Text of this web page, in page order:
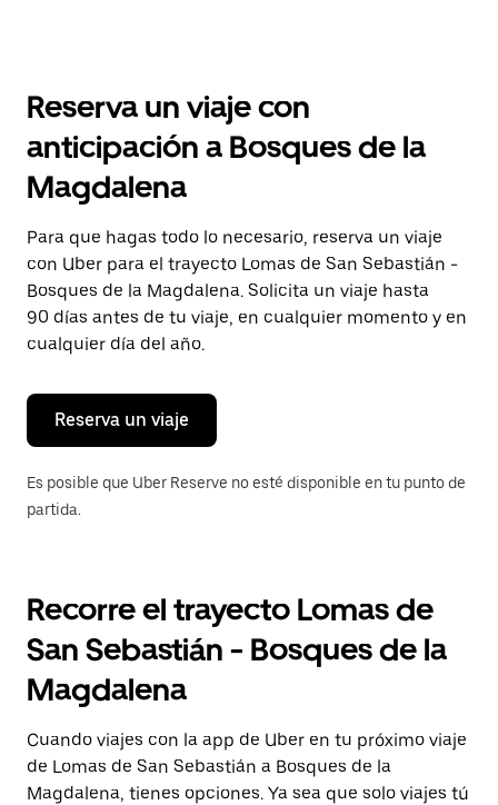
el
y
selecciona
una
Presiona
la
tecla Esc
para
cerrar
el
calendario.
Reserva un viaje con
anticipación a Bosques de la
Magdalena
Para que hagas todo lo necesario, reserva un viaje
con Uber para el trayecto Lomas de San Sebastián -
Bosques de la Magdalena. Solicita un viaje hasta
90 días antes de tu viaje, en cualquier momento y en
cualquier día del año.
Reserva un viaje
Es posible que Uber Reserve no esté disponible en tu punto de
partida.
Recorre el trayecto Lomas de
San Sebastián - Bosques de la
Magdalena
Cuando viajes con la app de Uber en tu próximo viaje
de Lomas de San Sebastián a Bosques de la
Magdalena, tienes opciones. Ya sea que solo viajes tú